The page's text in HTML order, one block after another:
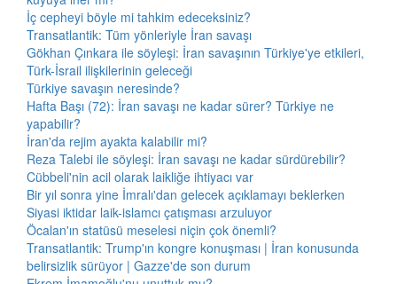
İç cepheyi böyle mi tahkim edeceksiniz?
Transatlantik: Tüm yönleriyle İran savaşı
Gökhan Çınkara ile söyleşi: İran savaşının Türkiye'ye etkileri,
Türk-İsrail ilişkilerinin geleceği
Türkiye savaşın neresinde?
Hafta Başı (72): İran savaşı ne kadar sürer? Türkiye ne
yapabilir?
İran'da rejim ayakta kalabilir mi?
Reza Talebi ile söyleşi: İran savaşı ne kadar sürdürebilir?
Cübbeli'nin acil olarak laikliğe ihtiyacı var
Bir yıl sonra yine İmralı'dan gelecek açıklamayı beklerken
Siyasi iktidar laik-islamcı çatışması arzuluyor
Öcalan'ın statüsü meselesi niçin çok önemli?
Transatlantik: Trump'ın kongre konuşması | İran konusunda
belirsizlik sürüyor | Gazze'de son durum